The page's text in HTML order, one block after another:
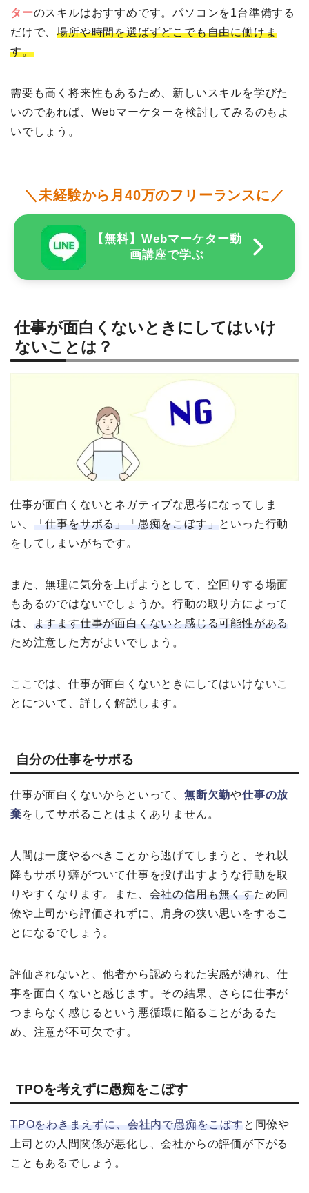
ターのスキルはおすすめです。パソコンを1台準備する
だけで、場所や時間を選ばずどこでも自由に働けま
す。
需要も高く将来性もあるため、新しいスキルを学びた
いのであれば、Webマーケターを検討してみるのもよ
いでしょう。
＼未経験から月40万のフリーランスに／
【無料】Webマーケター動
画講座で学ぶ
仕事が面白くないときにしてはいけ
ないことは？
仕事が面白くないとネガティブな思考になってしま
い、
「仕事をサボる」「愚痴をこぼす」 といった行動
をしてしまいがちです。
また、無理に気分を上げようとして、空回りする場面
もあるのではないでしょうか。行動の取り方によって
は、
ますます仕事が面白くないと感じる可能性がある
ため注意した方がよいでしょう。
ここでは、仕事が面白くないときにしてはいけないこ
とについて、詳しく解説します。
自分の仕事をサボる
仕事が面白くないからといって、 無断欠勤や仕事の放
棄をしてサボることはよくありません。
人間は一度やるべきことから逃げてしまうと、それ以
降もサボり癖がついて仕事を投げ出すような行動を取
りやすくなります。また、 会社の信用も無くすため同
僚や上司から評価されずに、肩身の狭い思いをするこ
とになるでしょう。
評価されないと、他者から認められた実感が薄れ、仕
事を面白くないと感じます。その結果、さらに仕事が
つまらなく感じるという悪循環に陥ることがあるた
め、注意が不可欠です。
TPOを考えずに愚痴をこぼす
TPOをわきまえずに、会社内で愚痴をこぼす と同僚や
上司との人間関係が悪化し、会社からの評価が下がる
こともあるでしょう。